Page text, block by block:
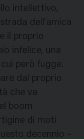
intellettivo,
dell’amica
il proprio
infelice, una
però fugge.
dal proprio
che va
boom
di moti
decennio –